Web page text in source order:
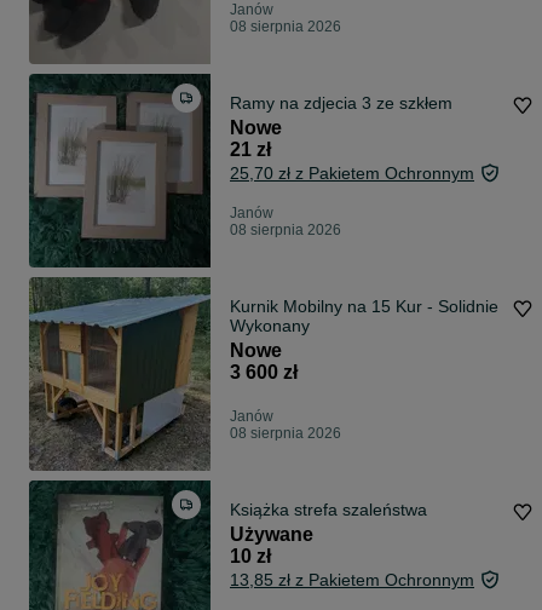
Janów
08 sierpnia 2026
Ramy na zdjecia 3 ze szkłem
Nowe
21 zł
25,70 zł z Pakietem Ochronnym
Janów
08 sierpnia 2026
Kurnik Mobilny na 15 Kur - Solidnie
Wykonany
Nowe
3 600 zł
Janów
08 sierpnia 2026
Książka strefa szaleństwa
Używane
10 zł
13,85 zł z Pakietem Ochronnym